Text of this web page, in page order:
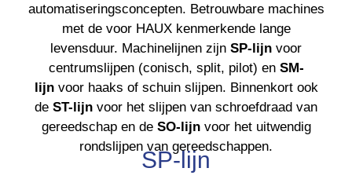
automatiseringsconcepten. Betrouwbare machines
met de voor HAUX kenmerkende lange
levensduur. Machinelijnen zijn SP-lijn voor
centrumslijpen (conisch, split, pilot) en SM-
lijnvoor haaks of schuin slijpen. Binnenkort ook
de ST-lijn voor het slijpen van schroefdraad van
gereedschap en de SO-lijnvoor het uitwendig
rondslijpen van gereedschappen.
SP-lijn